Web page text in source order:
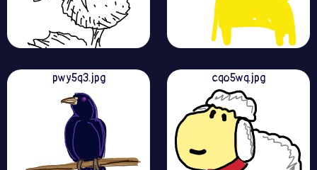
pwy5q3.jpg cqo5wq.jpg